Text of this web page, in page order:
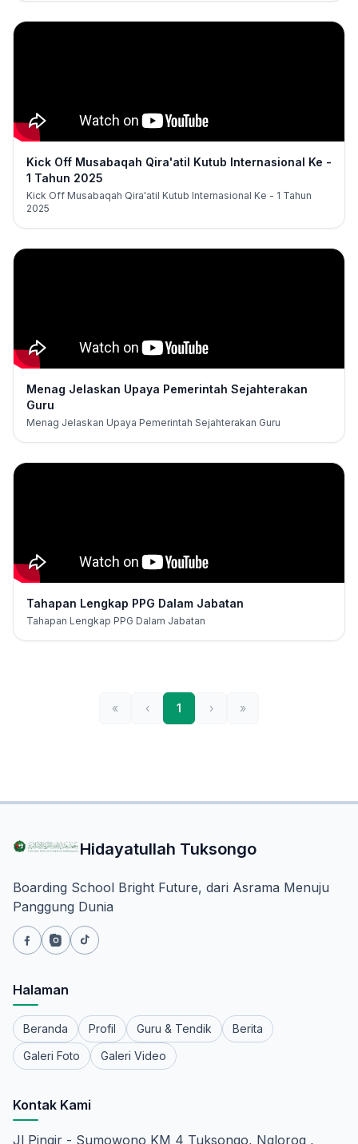
Kick Off Musabaqah Qira'atil Kutub Internasional Ke -
1 Tahun 2025
Kick Off Musabaqah Qira'atil Kutub Internasional Ke - 1 Tahun
2025
Menag Jelaskan Upaya Pemerintah Sejahterakan
Guru
Menag Jelaskan Upaya Pemerintah Sejahterakan Guru
Tahapan Lengkap PPG Dalam Jabatan
Tahapan Lengkap PPG Dalam Jabatan
« ‹ 1 › »
Hidayatullah Tuksongo
Boarding School Bright Future, dari Asrama Menuju
Panggung Dunia
Halaman
Beranda Profil Guru & Tendik
Berita
Galeri Foto
Galeri Video
Kontak Kami
Jl Pingir - Sumowono KM 4 Tuksongo, Nglorog ,